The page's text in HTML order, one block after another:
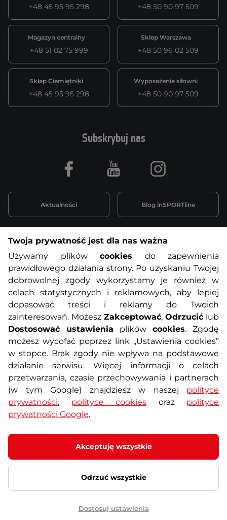
+48 45 95 95 298 +48 50 90 97 509
Magazyn centralny
+48 51 02 75 999
Sklep Warszawa
+48 50 96 02 509
Sklep Ciemiętniki
+48 45 95 95 298
Wyposażenie siłowni
+48 50 90 97 509
Informacje o zakupach
O nas Regulamin sklepu
Polityka prywatności Koszty przesyłek
Metody płatności Program lojalnościowy
Usługi dodatkowe Reklamacje i serwis
Formularz kontaktowy Wyposażenie siłowni
Subskrybuj nas
Aktualności Blog inSPORTline
Facebook Youtube Instagram
Twoja prywatność jest dla nas ważna
Używamy plików cookies do zapewnienia
prawidłowego działania strony. Po uzyskaniu Twojej
dobrowolnej zgody wykorzystamy je również w
celach statystycznych i reklamowych, aby lepiej
dopasować treści i reklamy do Twoich
zainteresowań. Możesz Zakceptować, Odrzucić lub
Dostosować ustawienia plików cookies. Zgodę
możesz wycofać poprzez link „Ustawienia cookies”
w stopce. Brak zgody nie wpływa na podstawowe
działanie serwisu. Więcej informacji o celach
przetwarzania, czasie przechowywania i partnerach
(w tym Google) znajdziesz w naszej polityce
prywatności, polityce cookies oraz polityce
prywatności Google.
Akceptuję wszystkie
Odrzuć wszystkie
Dostosuj ustawienia